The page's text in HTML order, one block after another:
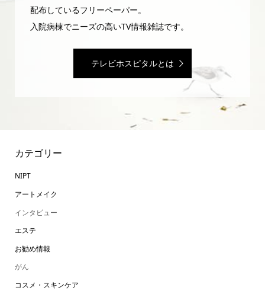
配布しているフリーペーパー。
入院病棟でニーズの高いTV情報雑誌です。
テレビホスピタルとは
カテゴリー
NIPT
アートメイク
インタビュー
エステ
お勧め情報
がん
コスメ・スキンケア